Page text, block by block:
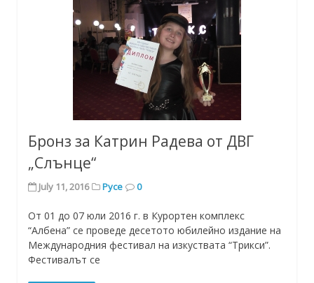
Бронз за Катрин Радева от ДВГ
„Слънце“
July 11, 2016 Русе 0
От 01 до 07 юли 2016 г. в Курортен комплекс
“Албена” се проведе десетото юбилейно издание на
Международния фестивал на изкуствата “Трикси”.
Фестивалът се